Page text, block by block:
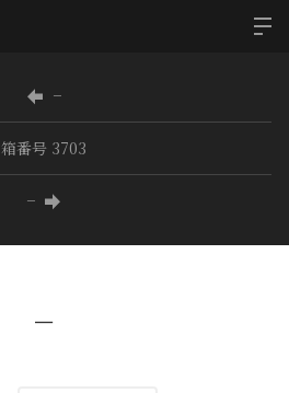
−
箱番号 3703
−
−